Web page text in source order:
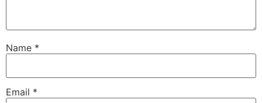
Name *
Email *